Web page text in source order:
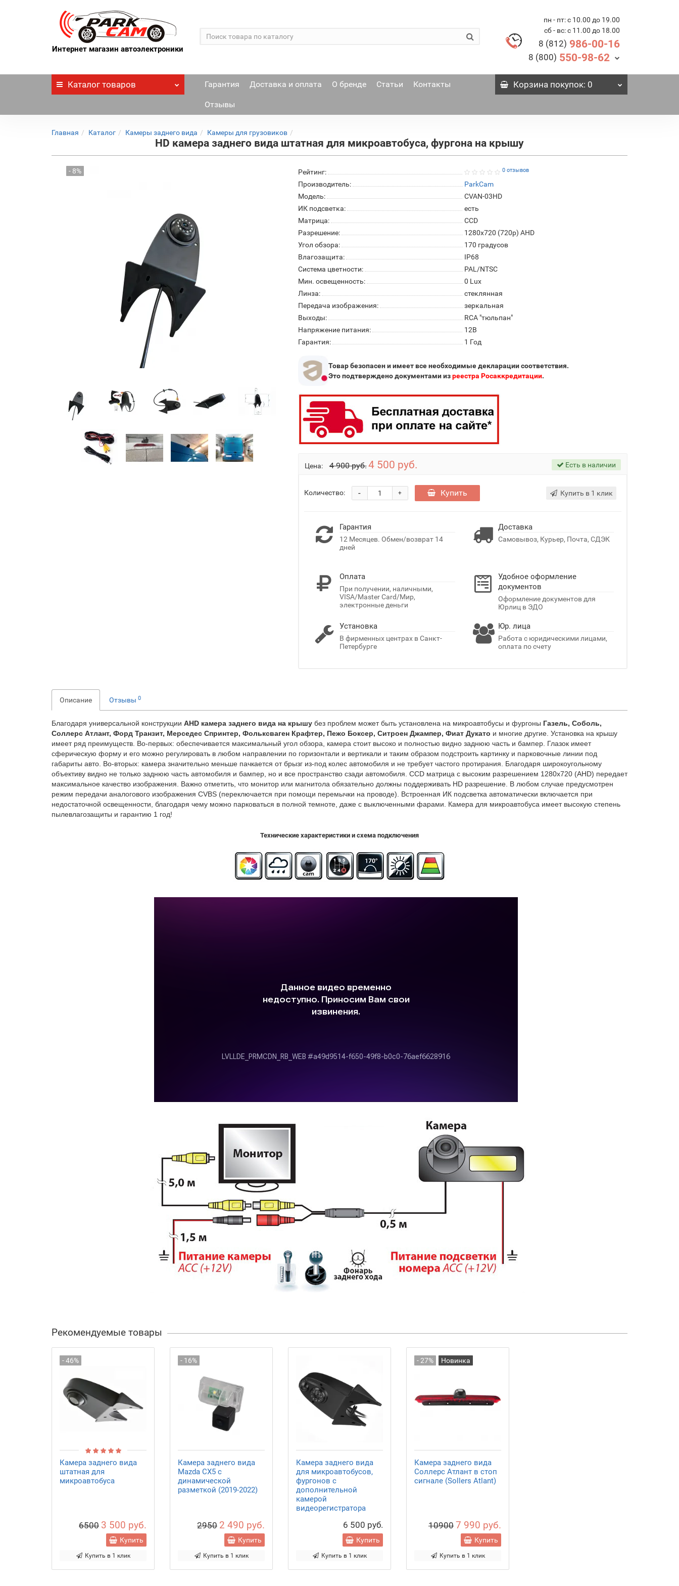
Интернет магазин автоэлектроники
пн - пт: с 10.00 до 19.00
сб - вс: с 11.00 до 18.00
8 (812) 986-00-16
8 (800) 550-98-62
Каталог товаров Гарантия Доставка и оплата О бренде Статьи Контакты
Отзывы
Корзинапокупок: 0
Главная Каталог Камеры заднего вида Камеры для грузовиков
HD камера заднего вида штатная для микроавтобуса, фургона на крышу
- 8% Рейтинг: 0 отзывов
Производитель:
ParkCam
Модель:
CVAN-03HD
ИК подсветка:
есть
Матрица:
СCD
Разрешение:
1280x720 (720p) AHD
Угол обзора:
170 градусов
Влагозащита:
IP68
Система цветности:
PAL/NTSC
Мин. освещенность:
0 Lux
Линза:
стеклянная
Передача изображения:
зеркальная
Выходы:
RCA "тюльпан"
Напряжение питания:
12В
Гарантия:
1 Год
Товар безопасен и имеет все необходимые декларации соответствия.
Это подтверждено документами изреестра Росаккредитации.
Цена: 4 900 руб.4 500 руб. Есть в наличии
Количество: +
- Купить Купить в 1 клик
Гарантия
12 Месяцев. Обмен/возврат 14
дней
Доставка
Самовывоз, Курьер, Почта, СДЭК
Оплата
При получении, наличными,
VISA/Master Card/Мир,
электронные деньги
Удобное оформление
документов
Оформление документов для
Юрлиц в ЭДО
Установка
В фирменных центрах в Санкт-
Петербурге
Юр. лица
Работа с юридическими лицами,
оплата по счету
Описание Отзывы 0
Благодаря универсальной конструкции AHD камера заднего вида на крышу без проблем может быть установлена на микроавтобусы и фургоны Газель, Соболь,
Соллерс Атлант, Форд Транзит, Мерседес Спринтер, Фольксваген Крафтер, Пежо Боксер, Ситроен Джампер, Фиат Дукато и многие другие. Установка на крышу
имеет ряд преимуществ. Во-первых: обеспечивается максимальный угол обзора, камера стоит высоко и полностью видно заднюю часть и бампер. Глазок имеет
сферическую форму и его можно регулировать в любом направлении по горизонтали и вертикали и таким образом подстроить картинку и парковочные линии под
габариты авто. Во-вторых: камера значительно меньше пачкается от брызг из-под колес автомобиля и не требует частого протирания. Благодаря широкоугольному
объективу видно не только заднюю часть автомобиля и бампер, но и все пространство сзади автомобиля. CCD матрица с высоким разрешением 1280х720 (AHD) передает
максимальное качество изображения. Важно отметить, что монитор или магнитола обязательно должны поддерживать HD разрешение. В любом случае предусмотрен
режим передачи аналогового изображения CVBS (переключается при помощи перемычки на проводе). Встроенная ИК подсветка автоматически включается при
недостаточной освещенности, благодаря чему можно парковаться в полной темноте, даже с выключенными фарами. Камера для микроавтобуса имеет высокую степень
пылевлагозащиты и гарантию 1 год!
Технические характеристики и схема подключения
Рекомендуемые товары
- 46%
Камера заднего вида
штатная для
микроавтобуса
6500 3 500 руб.
Купить
Купить в 1 клик
- 16%
Камера заднего вида
Mazda CX5 с
динамической
разметкой (2019-2022)
2950 2 490 руб.
Купить
Купить в 1 клик
Камера заднего вида
для микроавтобусов,
фургонов с
дополнительной
камерой
видеорегистратора
6 500 руб.
Купить
Купить в 1 клик
- 27% Новинка
Камера заднего вида
Соллерс Атлант в стоп
сигнале (Sollers Atlant)
10900 7 990 руб.
Купить
Купить в 1 клик